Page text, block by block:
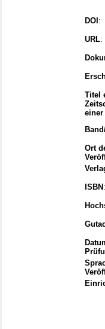
DOI :
URL:
Titel
einer
Ort
ISBN :